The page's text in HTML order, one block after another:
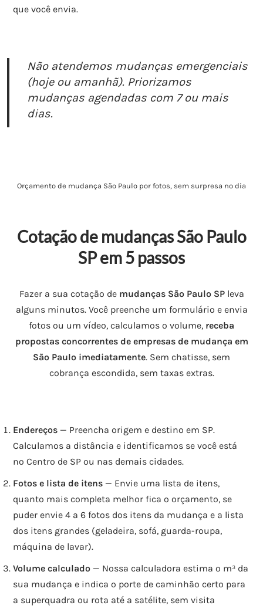
que você envia.
Não atendemos mudanças emergenciais
(hoje ou amanhã). Priorizamos
mudanças agendadas com 7 ou mais
dias.
Orçamento de mudança São Paulo por fotos, sem surpresa no dia
Cotação de mudanças São Paulo
SP em 5 passos
Fazer a sua cotação de mudanças São Paulo SPleva
alguns minutos. Você preenche um formulário e envia
fotos ou um vídeo, calculamos o volume, receba
propostas concorrentes de empresas de mudança em
São Paulo imediatamente. Sem chatisse, sem
cobrança escondida, sem taxas extras.
Endereços — Preencha origem e destino em SP.
Calculamos a distância e identificamos se você está
no Centro de SP ou nas demais cidades.
Fotos e lista de itens — Envie uma lista de itens,
quanto mais completa melhor fica o orçamento, se
puder envie 4 a 6 fotos dos itens da mudança e a lista
dos itens grandes (geladeira, sofá, guarda-roupa,
máquina de lavar).
Volume calculado — Nossa calculadora estima o m³ da
sua mudança e indica o porte de caminhão certo para
a superquadra ou rota até a satélite, sem visita